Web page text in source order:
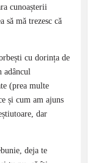
cunoașterii
să mă trezesc că
cu dorința de
adâncul
(prea multe
și cum am ajuns
dar
deja te